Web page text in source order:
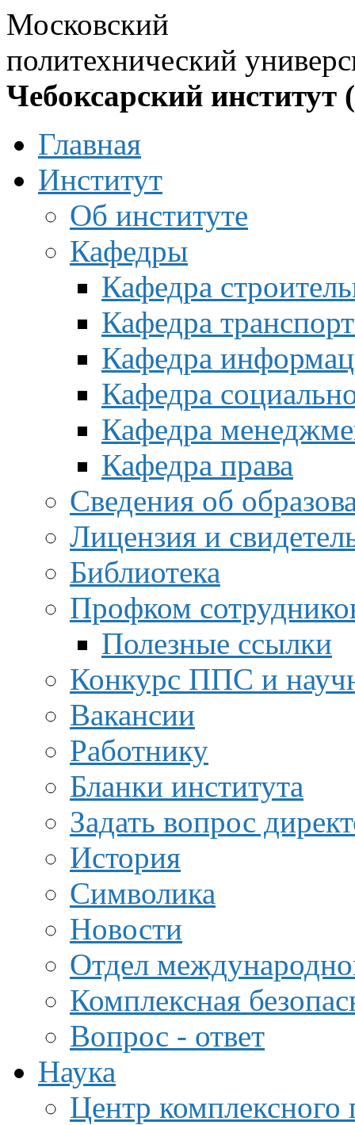
Московский
политехнический
Чебоксарский институт
Главная
Институт
Об институте
Кафедры
Кафедра
Кафедра
Кафедра
Кафедра
Кафедра
Кафедра права
Сведения об
Лицензия и
Библиотека
Профком
Полезные ссылки
Конкурс ППС и
Вакансии
Работнику
Бланки института
Задать вопрос
История
Символика
Новости
Отдел
Комплексная
Вопрос - ответ
Наука
Центр